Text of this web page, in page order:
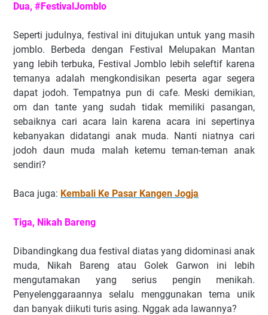
Dua, #FestivalJomblo
Seperti judulnya, festival ini ditujukan untuk yang masih
jomblo. Berbeda dengan Festival Melupakan Mantan
yang lebih terbuka, Festival Jomblo lebih seleftif karena
temanya adalah mengkondisikan peserta agar segera
dapat jodoh. Tempatnya pun di cafe. Meski demikian,
om dan tante yang sudah tidak memiliki pasangan,
sebaiknya cari acara lain karena acara ini sepertinya
kebanyakan didatangi anak muda. Nanti niatnya cari
jodoh daun muda malah ketemu teman-teman anak
sendiri?
Baca juga: Kembali Ke Pasar Kangen Jogja
Tiga, Nikah Bareng
Dibandingkang dua festival diatas yang didominasi anak
muda, Nikah Bareng atau Golek Garwon ini lebih
mengutamakan yang serius pengin menikah.
Penyelenggaraannya selalu menggunakan tema unik
dan banyak diikuti turis asing. Nggak ada lawannya?